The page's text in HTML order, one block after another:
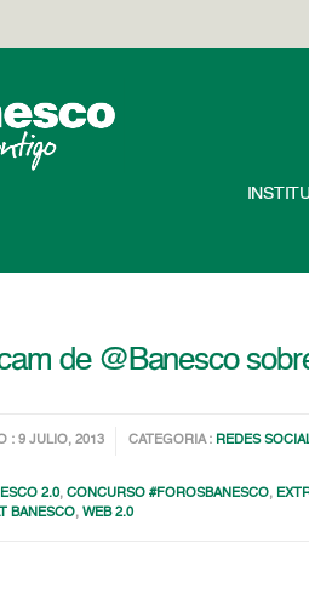
de @Banesco
: 9 JULIO, 2013 CATEGORIA : REDES
2.0,CONCURSO #FOROSBANESCO,
BANESCO,WEB 2.0